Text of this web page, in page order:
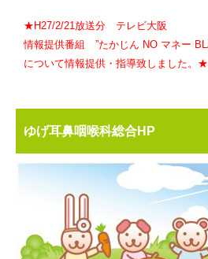
★H27/2/21放送分 テレビ大阪
情報提供番組 ”たかじん NO マネー
について情報提供・指導致しました。★
ゆげ耳鼻咽喉科総合HP